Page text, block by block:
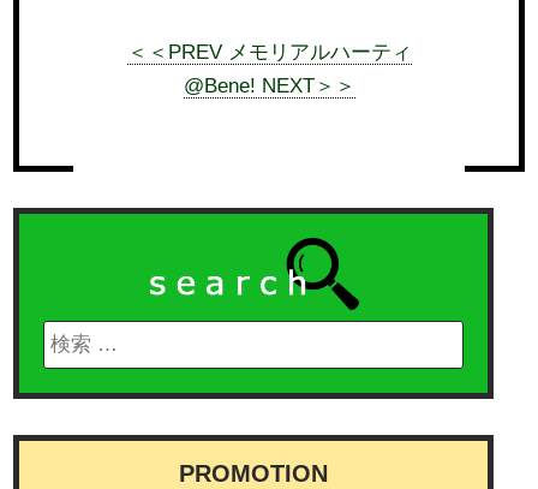
＜＜PREV メモリアルハーティ
@Bene! NEXT＞＞
PROMOTION